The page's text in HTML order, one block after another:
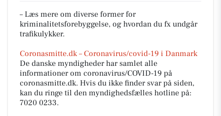
– Læs mere om diverse former for
kriminalitetsforebyggelse, og hvordan du fx undgår
trafikulykker.
Coronasmitte.dk – Coronavirus/covid-19 i Danmark
De danske myndigheder har samlet alle
informationer om coronavirus/COVID-19 på
coronasmitte.dk. Hvis du ikke finder svar på siden,
kan du ringe til den myndighedsfælles hotline på:
7020 0233.